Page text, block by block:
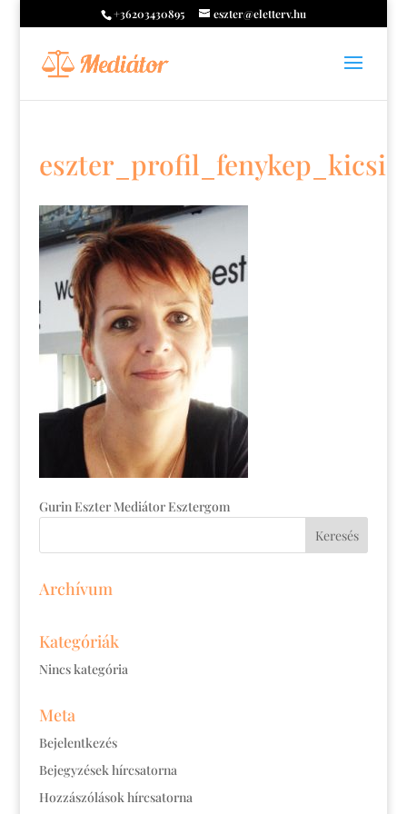
+36203430895 eszter@eletterv.hu
eszter_profil_fenykep_kicsi
Gurin Eszter Mediátor Esztergom
Archívum
Kategóriák
Nincs kategória
Meta
Bejelentkezés
Bejegyzések hírcsatorna
Hozzászólások hírcsatorna